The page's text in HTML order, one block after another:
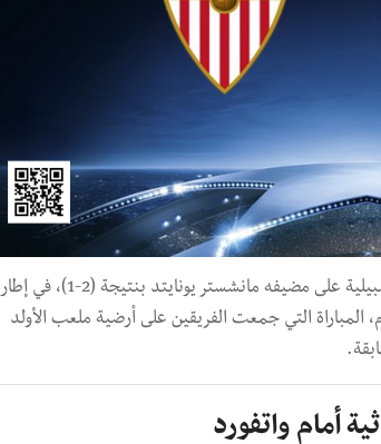
أخبار الرياضة من مباريات اليوم... تغلب فريق الأندلس إشبيلية على مضيفه مانشستر يونايتد بنتيجة (2-1)، في إطار
المباراة التي جمعت الفريقين على أرضية ملعب الأولد
أمام واتفورد